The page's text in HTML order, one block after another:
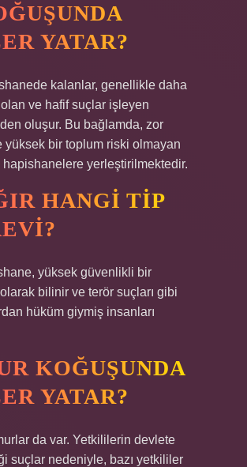
YATAR?
kalanlar, genellikle daha
ve hafif suçlar işleyen
oluşur. Bu bağlamda, zor
yüksek bir toplum riski olmayan
yerleştirilmektedir.
HANGI TIP
yüksek güvenlikli bir
bilinir ve terör suçları gibi
hüküm giymiş insanları
KOĞUŞUNDA
YATAR?
da var. Yetkililerin devlete
suçlar nedeniyle, bazı yetkililer